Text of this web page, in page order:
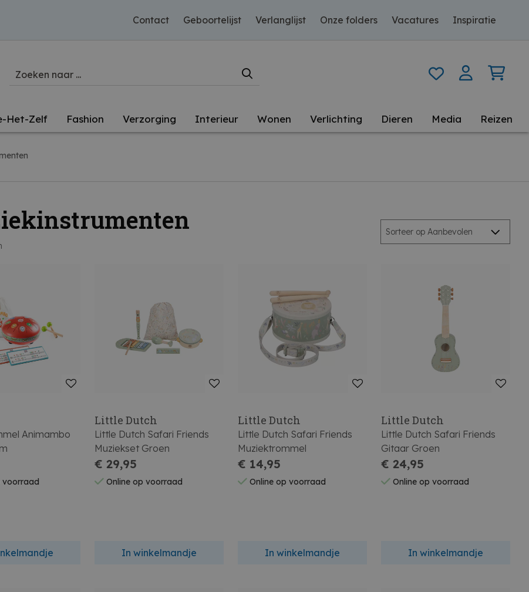
Contact Geboortelijst Verlanglijst Onze folders Vacatures Inspiratie
Het-Zelf Fashion Verzorging Interieur Wonen Verlichting Dieren Media Reizen
Animambo
voorraad
Little Dutch
Little Dutch Safari Friends
Muziekset Groen
€ 29,95
Online op voorraad
In winkelmandje
Little Dutch
Little Dutch Safari Friends
Muziektrommel
€ 14,95
Online op voorraad
In winkelmandje
Little Dutch
Little Dutch Safari Friends
Gitaar Groen
€ 24,95
Online op voorraad
In winkelmandje